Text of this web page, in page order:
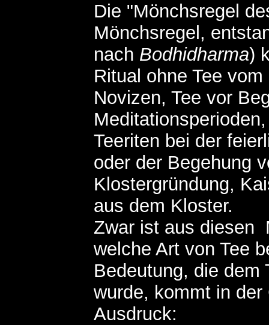
Die "Mönchsregel
Mönchsregel,
nach Bodhidharma)
Ritual ohne Tee
Novizen, Tee vor
Teeriten bei der
oder der Begehung
Klostergründung,
aus dem Kloster.
Zwar ist aus diesen
welche Art von Tee
Bedeutung, die dem
wurde, kommt in
Ausdruck: